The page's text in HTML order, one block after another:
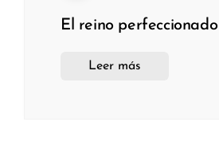
El reino perfeccionado
Leer más